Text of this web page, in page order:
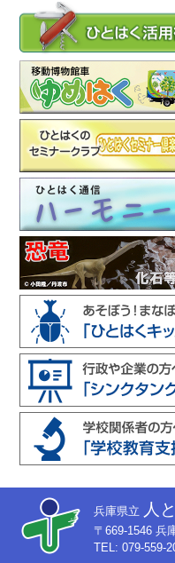
兵庫県立 人
〒669-1546 兵
TEL: 079-559-